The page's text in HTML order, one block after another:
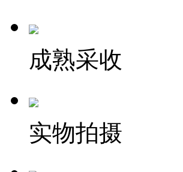
成熟采收
实物拍摄